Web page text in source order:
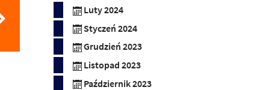
Luty 2024
Styczeń 2024
Grudzień 2023
Listopad 2023
Październik 2023